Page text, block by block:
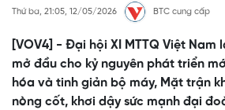
Thứ ba, 21:05, 12/05/2026 BTC cung cấp
[VOV4] - Đại hội XI MTTQ Việt Nam
mở đầu cho kỷ nguyên phát triển
hóa và tinh giản bộ máy, Mặt trận
nòng cốt, khơi dậy sức mạnh đại